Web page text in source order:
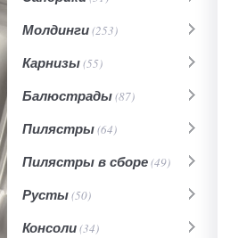
Молдинги(253)
Карнизы(55)
Балюстрады(87)
Пилястры(64)
Пилястры в сборе(49)
Русты(50)
Консоли(34)